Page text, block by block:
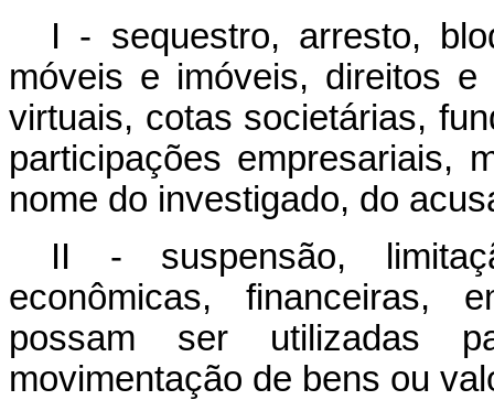
I - sequestro, arresto,
móveis e imóveis, direitos
virtuais, cotas societárias,
participações empresariais,
nome do investigado, do
II - suspensão,
econômicas, financeiras,
possam ser utilizadas
movimentação de bens ou